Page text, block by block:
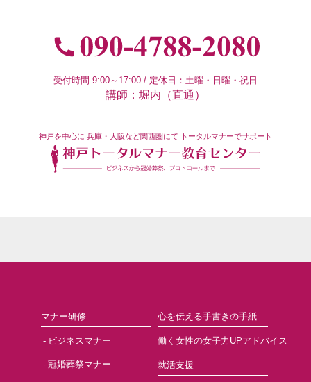
神戸を中心に 兵庫・大阪など関西圏にて トータルマナーでサポート
受付時間 9:00～17:00 / 定休日：土曜・日曜・祝日
講師：堀内（直通）
マナー研修
ビジネスマナー
冠婚葬祭マナー
心を伝える手書きの手紙
働く女性の女子力UPアドバイス
就活支援